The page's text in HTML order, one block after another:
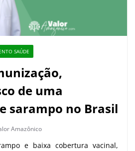
SAÚDE
de uma
sarampo no Brasil
Amazônico
e baixa cobertura vacinal,